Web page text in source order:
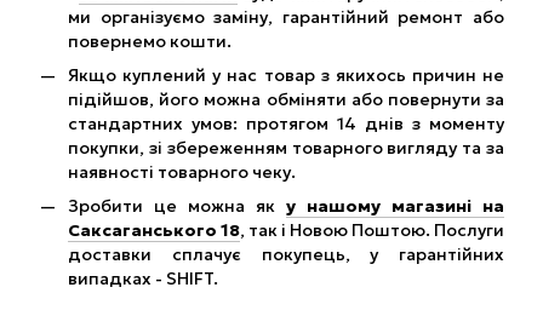
ми організуємо заміну, гарантійний ремонт або
повернемо кошти.
Якщо куплений у нас товар з якихось причин не
підійшов, його можна обміняти або повернути за
стандартних умов: протягом 14 днів з моменту
покупки, зі збереженням товарного вигляду та за
наявності товарного чеку.
Зробити це можна як у нашому магазині на
Саксаганського 18, так і Новою Поштою. Послуги
доставки сплачує покупець, у гарантійних
випадках - SHIFT.